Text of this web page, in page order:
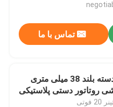
تماس با ما
1.5 اینچ دسته بلند 38 میلی متری
روتاتور دستی پلاستیکی